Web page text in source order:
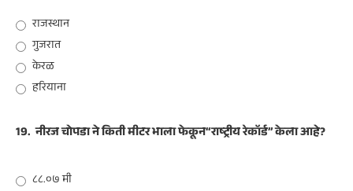
राजस्थान
गुजरात
केरळ
हरियाना
19. नीरज चोपडा ने किती मीटर भाला फेकून“राष्ट्रीय रेकॉर्ड” केला आहे?
८८.०७ मी